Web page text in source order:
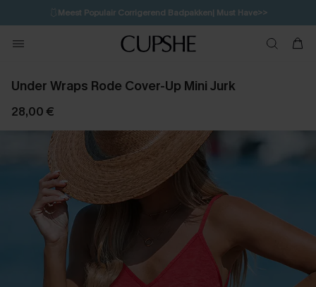
🩱Meest Populair Corrigerend Badpakken| Must Have>>
💌Abonneer je & ontvang tot 15% korting>>
Koop 3, krijg 15% korting | CODE: SW15
Under Wraps Rode Cover-Up Mini Jurk
28,00 €